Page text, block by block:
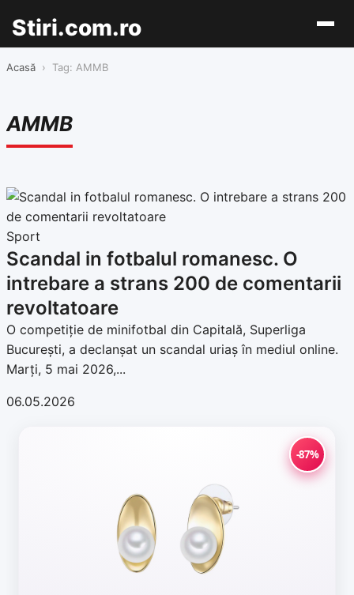
Stiri.com.ro
Acasă › Tag: AMMB
AMMB
Sport
Scandal in fotbalul romanesc. O
intrebare a strans 200 de comentarii
revoltatoare
O competiție de minifotbal din Capitală, Superliga
București, a declanșat un scandal uriaș în mediul online.
Marți, 5 mai 2026,...
06.05.2026
-87%